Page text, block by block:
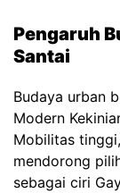
Pengaruh
Santai
Budaya urban
Modern
Mobilitas
mendorong
sebagai ciri